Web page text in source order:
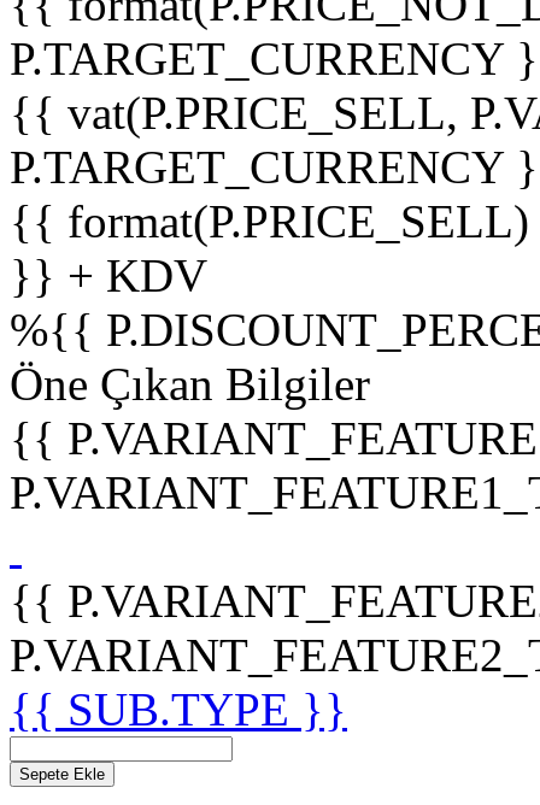
P.TARGET_CURRENCY
{{ vat(P.PRICE_SELL,
P.TARGET_CURRENCY
{{
}} + KDV
%{{
Öne Çıkan Bilgiler
{{
{{
{{ SUB.TYPE }}
Sepete Ekle